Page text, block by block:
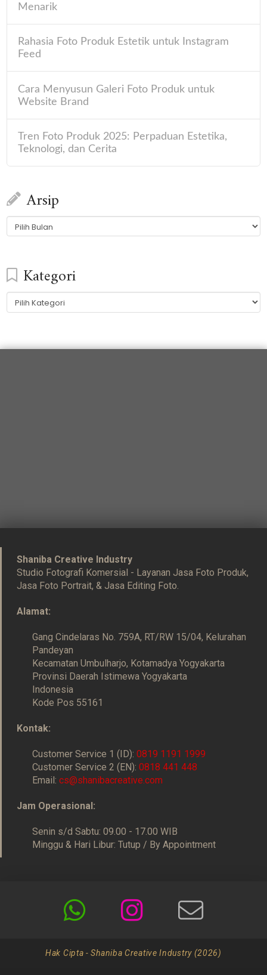
Menarik
Rahasia Foto Produk Estetik untuk Instagram
Feed
Cara Menyusun Galeri Foto Produk untuk
Website Brand
Tren Foto Produk 2025: Perpaduan Estetika,
Teknologi, dan Cerita
Arsip
Arsip
Kategori
Kategori
Shaniba Creative Industry
Studio Fotografi Komersial - Layanan Jasa Foto Produk,
Jasa Foto Portrait, & Jasa Editing Foto.
Alamat:
Gang Cindelaras No. 759A, RT/RW 15/04, Kelurahan
Pandeyan
Kecamatan Umbulharjo, Kotamadya Yogyakarta
Provinsi Daerah Istimewa Yogyakarta
Indonesia
Kode Pos 55161
Kontak:
Customer Service 1 (ID):0819 1191 1999
Customer Service 2 (EN):0818 441 448
Email:cs@shanibacreative.com
Jam Operasional:
Senin s/d Sabtu: 09.00 - 17.00 WIB
Minggu & Hari Libur: Tutup / By Appointment
Hak Cipta - Shaniba Creative Industry (2026)